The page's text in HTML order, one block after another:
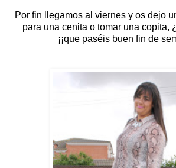
Por fin llegamos al viernes y os dejo
para una cenita o tomar una copita,
¡¡que paséis buen fin de